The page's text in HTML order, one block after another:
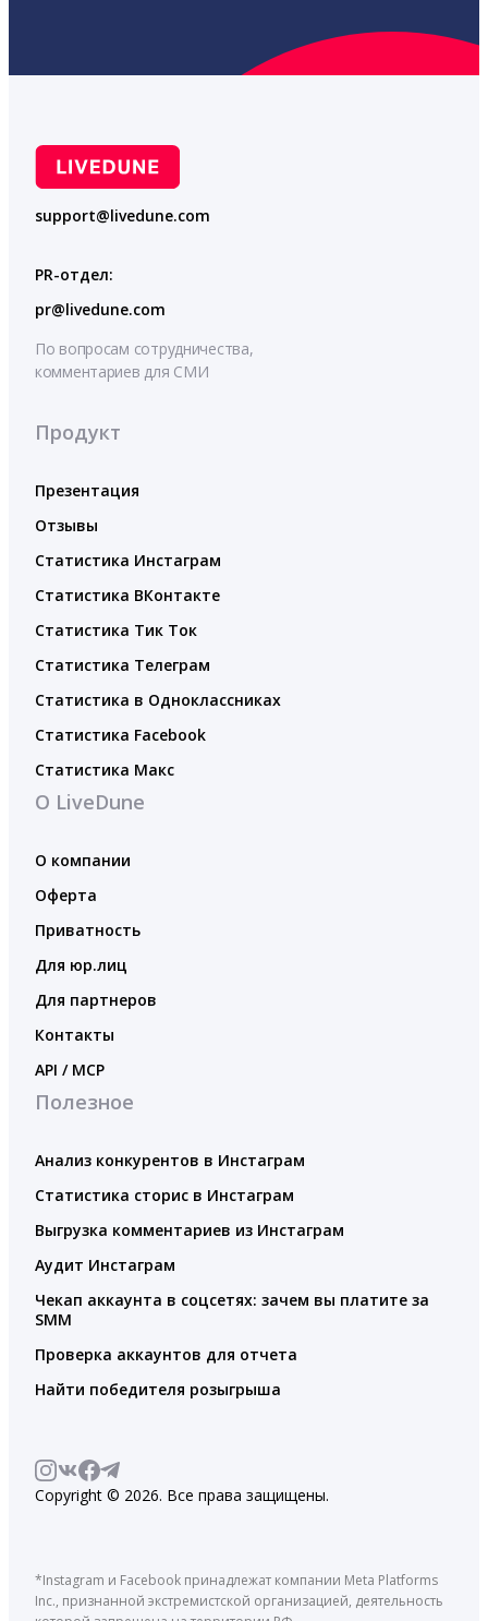
support@livedune.com
PR-отдел:
pr@livedune.com
По вопросам сотрудничества,
комментариев для СМИ
Продукт
Презентация
Отзывы
Статистика Инстаграм
Статистика ВКонтакте
Статистика Тик Ток
Статистика Телеграм
Статистика в Одноклассниках
Статистика Facebook
Статистика Макс
О LiveDune
О компании
Оферта
Приватность
Для юр.лиц
Для партнеров
Контакты
API / MCP
Полезное
Анализ конкурентов в Инстаграм
Статистика сторис в Инстаграм
Выгрузка комментариев из Инстаграм
Аудит Инстаграм
Чекап аккаунта в соцсетях: зачем вы платите за
SMM
Проверка аккаунтов для отчета
Найти победителя розыгрыша
Copyright © 2026. Все права защищены.
*Instagram и Facebook принадлежат компании Meta Platforms
Inc., признанной экстремистской организацией, деятельность